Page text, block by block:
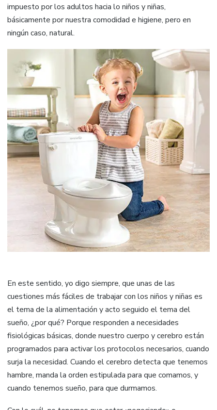
impuesto por los adultos hacia lo niños y niñas,
básicamente por nuestra comodidad e higiene, pero en
ningún caso, natural.
En este sentido, yo digo siempre, que unas de las
cuestiones más fáciles de trabajar con los niños y niñas es
el tema de la alimentación y acto seguido el tema del
sueño, ¿por qué? Porque responden a necesidades
fisiológicas básicas, donde nuestro cuerpo y cerebro están
programados para activar los protocolos necesarios, cuando
surja la necesidad. Cuando el cerebro detecta que tenemos
hambre, manda la orden estipulada para que comamos, y
cuando tenemos sueño, para que durmamos.